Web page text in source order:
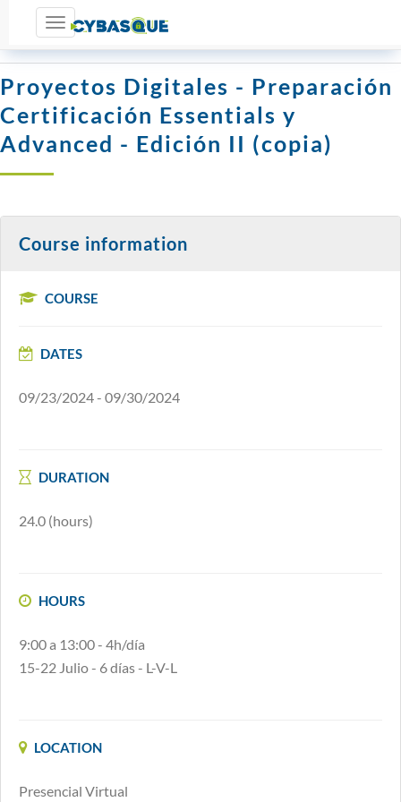
Toggle navigation
Courses
Proyectos Digitales - Preparación
Certificación Essentials y
Advanced - Edición II (copia)
Course information
COURSE
DATES
09/23/2024- 09/30/2024
DURATION
24.0 (hours)
HOURS
9:00 a 13:00 - 4h/día
15-22 Julio - 6 días - L-V-L
LOCATION
Presencial Virtual